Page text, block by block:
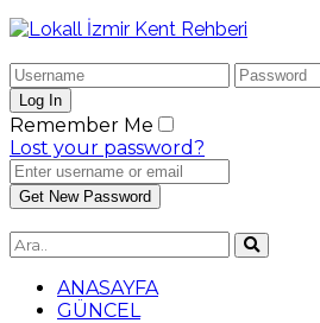
Remember Me
Lost your password?
ANASAYFA
GÜNCEL